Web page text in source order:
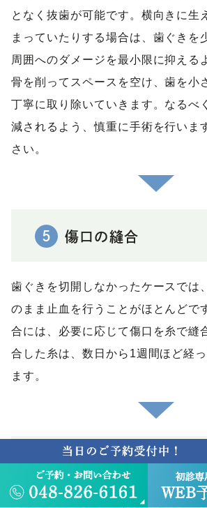
となく抜歯が可能です。横向きに生
まっていたりする場合は、歯ぐきを
周囲へのダメージを最小限に抑える
骨を削ってスペースを空け、歯を小
丁寧に取り除いていきます。なるべ
減されるよう、慎重に手術を行いま
さい。
5 傷口の縫合
歯ぐきを切開しなかったケースでは
のまま止血を行うことがほとんどで
合には、必要に応じて傷口を糸で縫
合した糸は、数日から1週間ほど経っ
ます。
6 傷口の確認と消毒